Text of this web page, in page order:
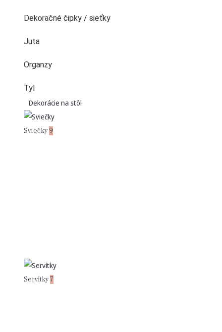
Dekoračné čipky / sieťky
Juta
Organzy
Tyl
Dekorácie na stôl
Sviečky 9
Servítky7